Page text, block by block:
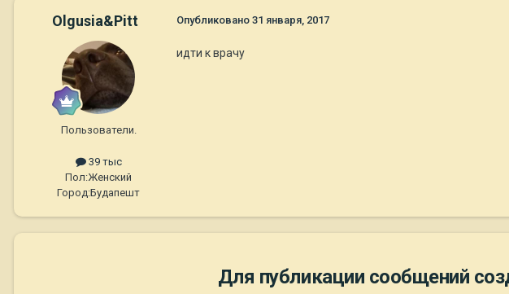
Olgusia&Pitt
Пользователи.
39 тыс
Пол:Женский
Город:Будапешт
Опубликовано 31 января, 2017
идти к врачу
Для публикации сообщений